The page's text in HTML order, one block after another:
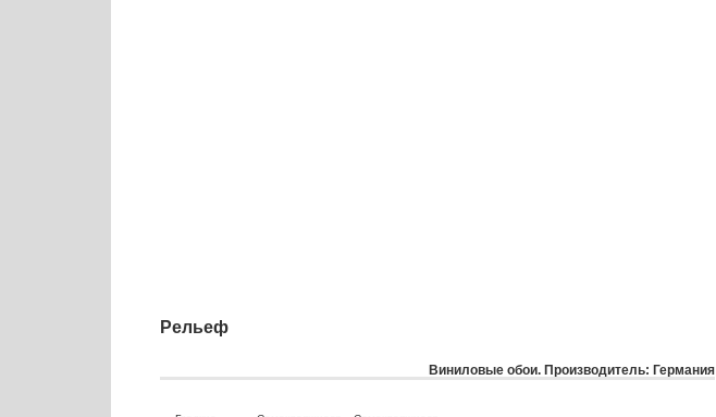
Рельеф
Виниловые обои. Производитель: Германия